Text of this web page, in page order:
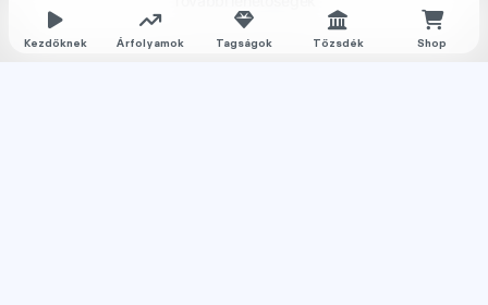
Kezdőknek Árfolyamok Tagságok Tőzsdék Shop
Falka tagságok